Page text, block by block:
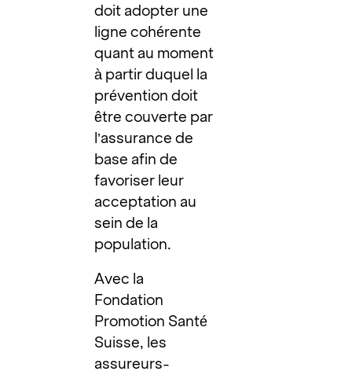
doit adopter une
ligne cohérente
quant au moment
à partir duquel la
prévention doit
être couverte par
l’assurance de
base afin de
favoriser leur
acceptation au
sein de la
population.
Avec la
Fondation
Promotion Santé
Suisse, les
assureurs-